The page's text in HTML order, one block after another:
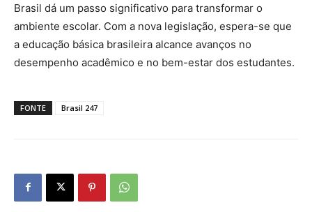
Brasil dá um passo significativo para transformar o
ambiente escolar. Com a nova legislação, espera-se que
a educação básica brasileira alcance avanços no
desempenho acadêmico e no bem-estar dos estudantes.
FONTE Brasil 247